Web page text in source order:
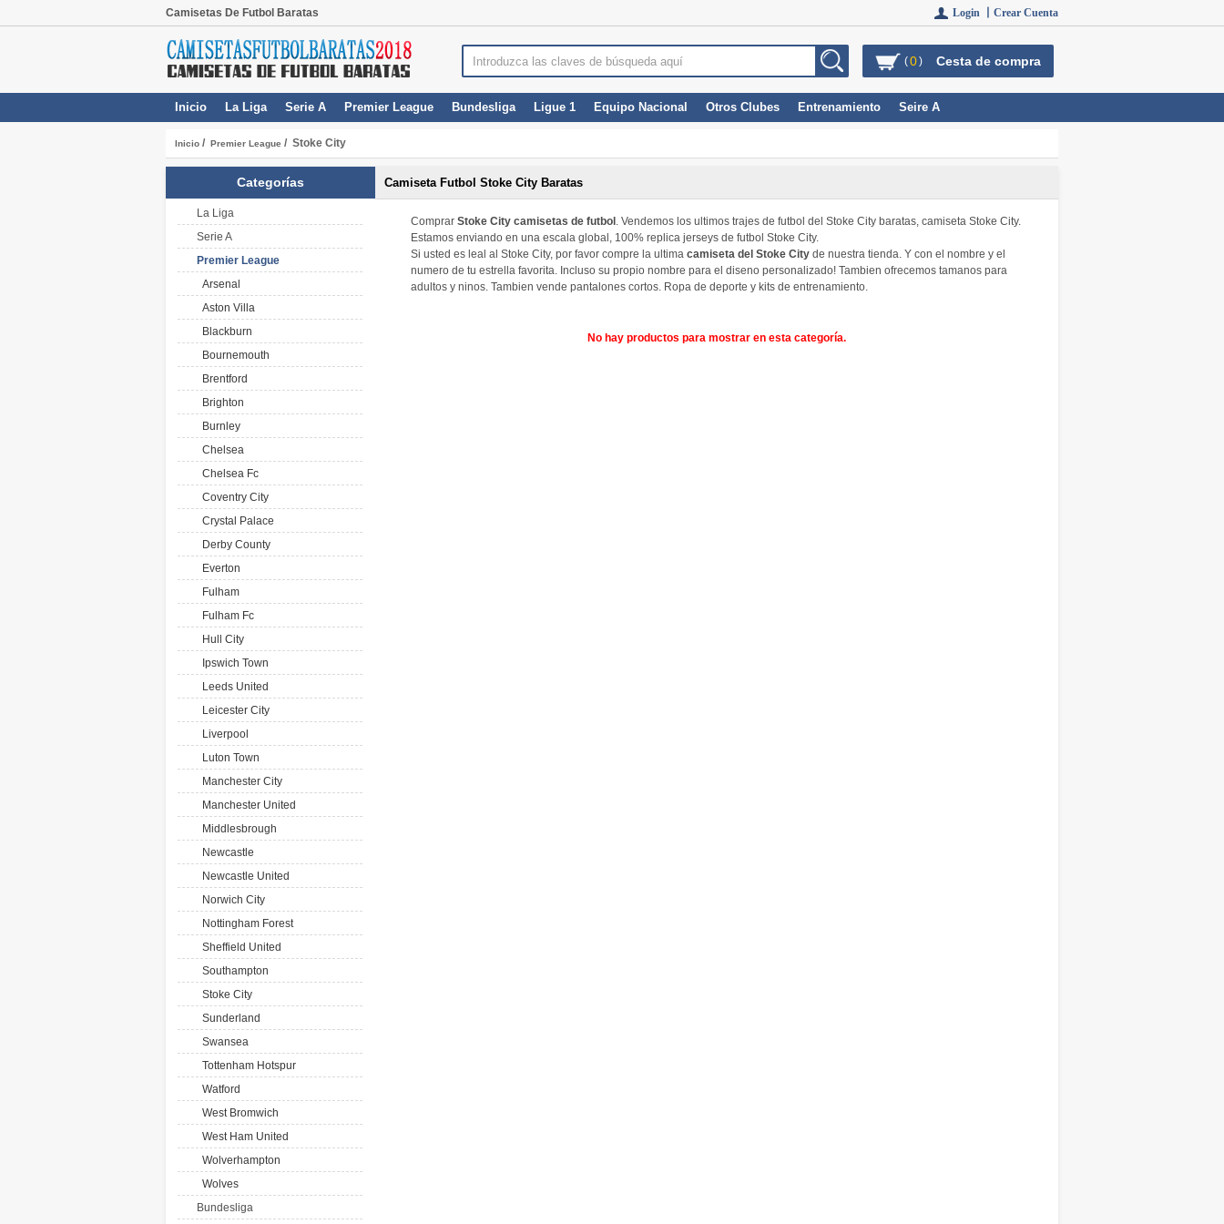
Camisetas De Futbol Baratas Login 丨 Crear Cuenta
(0) Cesta de compra
Inicio La Liga Serie A Premier League Bundesliga Ligue 1 Equipo Nacional Otros Clubes Entrenamiento Seire A
Inicio / Premier League / Stoke City
Categorías
La Liga
Serie A
Premier League
Arsenal
Aston Villa
Blackburn
Bournemouth
Brentford
Brighton
Burnley
Chelsea
Chelsea Fc
Coventry City
Crystal Palace
Derby County
Everton
Fulham
Fulham Fc
Hull City
Ipswich Town
Leeds United
Leicester City
Liverpool
Luton Town
Manchester City
Manchester United
Middlesbrough
Newcastle
Newcastle United
Norwich City
Nottingham Forest
Sheffield United
Southampton
Stoke City
Sunderland
Swansea
Tottenham Hotspur
Watford
West Bromwich
West Ham United
Wolverhampton
Wolves
Bundesliga
Camiseta Futbol Stoke City Baratas
Comprar Stoke City camisetas de futbol . Vendemos los ultimos trajes de futbol del Stoke City baratas, camiseta Stoke City.
Estamos enviando en una escala global, 100% replica jerseys de futbol Stoke City.
Si usted es leal al Stoke City, por favor compre la ultima camiseta del Stoke City de nuestra tienda. Y con el nombre y el
numero de tu estrella favorita. Incluso su propio nombre para el diseno personalizado! Tambien ofrecemos tamanos para
adultos y ninos. Tambien vende pantalones cortos. Ropa de deporte y kits de entrenamiento.
No hay productos para mostrar en esta categoría.